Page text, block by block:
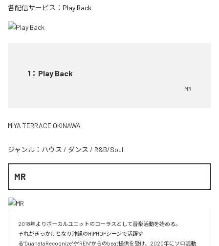
各配信サービス： Play Back
1 ： Play Back
MR
MIYA TERRACE OKINAWA
ジャンル： ハウス / ダンス / R&B/Soul
MR
2018年よりボーカルユニットのコーラスとして音楽活動を始める。
それがきっかけとなり沖縄のHIPHOPシーンで活躍す
る"QuanataRecognize"や"REN"からのbeat提供を受け、2020年にソロ活動